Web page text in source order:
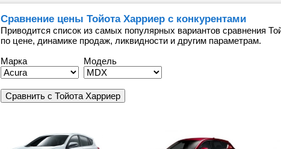
Сравнение цены Тойота Харриер с конкурентами
Приводится список из самых популярных вариантов сравнения
по цене, динамике продаж, ликвидности и другим параметрам.
Марка
Модель